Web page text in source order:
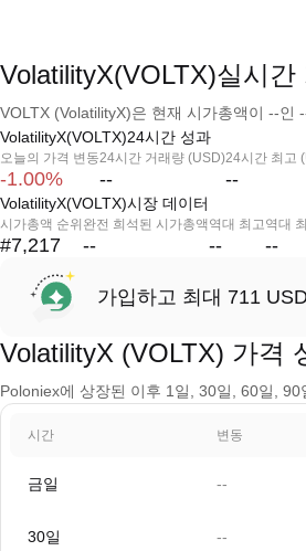
VolatilityX(VOLTX)실시간
VOLTX (VolatilityX)은 현재 시가총액이 --인
VolatilityX(VOLTX)24시간 성과
오늘의 가격 변동
-1.00%
24시간 거래량 (USD)
--
24시간 최고
--
VolatilityX(VOLTX)시장 데이터
시가총액 순위
#7,217
완전 희석된 시가총액
--
역대 최고
--
역대
--
가입하고 최대 711
VolatilityX (VOLTX) 가격
Poloniex에 상장된 이후 1일, 30일, 60일,
시간 변동
금일 --
30일 --